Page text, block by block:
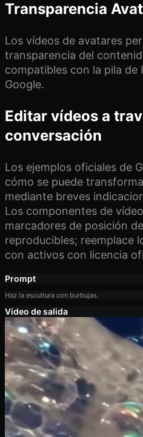
Transparencia
Los vídeos de avatares
transparencia del
compatibles con la pila de
Google.
Editar vídeos a
conversación
Los ejemplos oficiales de
cómo se puede
mediante breves
Los componentes de
marcadores de posición
reproducibles; reemplace
con activos con licencia
Prompt
Haz la escultura con burbujas.
Vídeo de salida